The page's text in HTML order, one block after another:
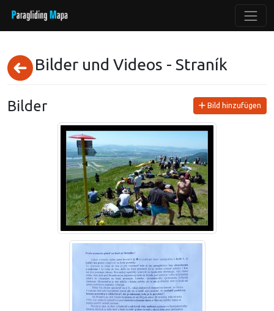
Bilder und Videos - Straník
Bilder Bild hinzufügen